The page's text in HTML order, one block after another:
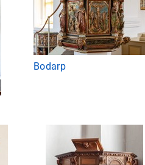
Bodarp